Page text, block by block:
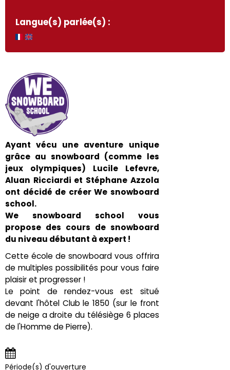
Langue(s) parlée(s) :
Ayant vécu une aventure unique
grâce au snowboard (comme les
jeux olympiques) Lucile Lefevre,
Aluan Ricciardi et Stéphane Azzola
ont décidé de créer We snowboard
school.
We snowboard school vous
propose des cours de snowboard
du niveau débutant à expert !
Cette école de snowboard vous offrira
de multiples possibilités pour vous faire
plaisir et progresser !
Le point de rendez-vous est situé
devant l'hôtel Club le 1850 (sur le front
de neige a droite du télésiège 6 places
de l'Homme de Pierre).
Période(s) d'ouverture